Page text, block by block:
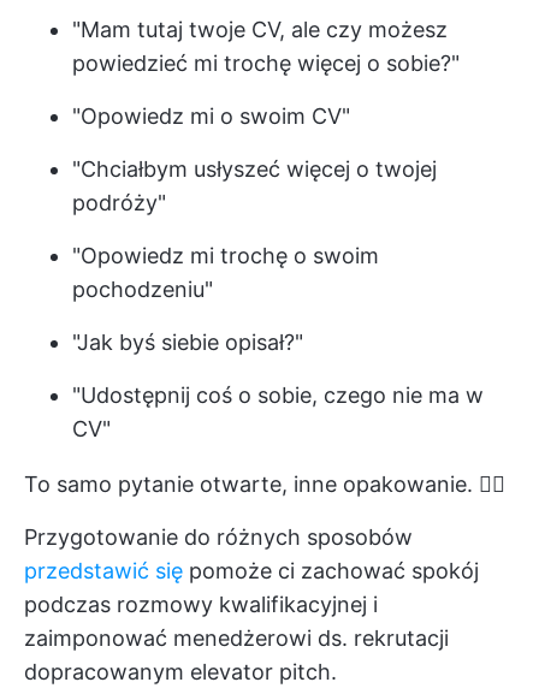
"Mam tutaj twoje CV, ale czy możesz
powiedzieć mi trochę więcej o sobie?"
"Opowiedz mi o swoim CV"
"Chciałbym usłyszeć więcej o twojej
podróży"
"Opowiedz mi trochę o swoim
pochodzeniu"
"Jak byś siebie opisał?"
"Udostępnij coś o sobie, czego nie ma w
CV"
To samo pytanie otwarte, inne opakowanie. 🤷‍♂️
Przygotowanie do różnych sposobów
przedstawić się pomoże ci zachować spokój
podczas rozmowy kwalifikacyjnej i
zaimponować menedżerowi ds. rekrutacji
dopracowanym elevator pitch.